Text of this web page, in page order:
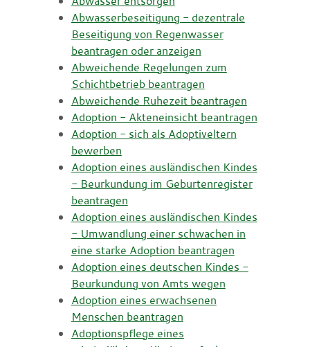
Abwasserbeseitigung - dezentrale
Beseitigung von Regenwasser
beantragen oder anzeigen
Abweichende Regelungen zum
Schichtbetrieb beantragen
Abweichende Ruhezeit beantragen
Adoption - Akteneinsicht beantragen
Adoption - sich als Adoptiveltern
bewerben
Adoption eines ausländischen Kindes
- Beurkundung im Geburtenregister
beantragen
Adoption eines ausländischen Kindes
- Umwandlung einer schwachen in
eine starke Adoption beantragen
Adoption eines deutschen Kindes -
Beurkundung von Amts wegen
Adoption eines erwachsenen
Menschen beantragen
Adoptionspflege eines